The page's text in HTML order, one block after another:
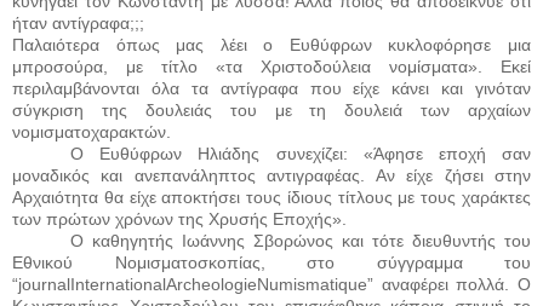
ήταν αντίγραφα;;;
Παλαιότερα όπως μας λέει ο Ευθύφρων κυκλοφόρησε μια
μπροσούρα, με τίτλο «τα Χριστοδούλεια νομίσματα». Εκεί
περιλαμβάνονται όλα τα αντίγραφα που είχε κάνει και γινόταν
σύγκριση της δουλειάς του με τη δουλειά των αρχαίων
νομισματοχαρακτών.
Ο Ευθύφρων Ηλιάδης συνεχίζει: «Άφησε εποχή σαν
μοναδικός και ανεπανάληπτος αντιγραφέας. Αν είχε ζήσει στην
Αρχαιότητα θα είχε αποκτήσει τους ίδιους τίτλους με τους χαράκτες
των πρώτων χρόνων της Χρυσής Εποχής».
Ο καθηγητής Ιωάννης Σβορώνος και τότε διευθυντής του
Εθνικού Νομισματοσκοπίας, στο σύγγραμμα του
“journalInternationalArcheologieNumismatique” αναφέρει πολλά. Ο